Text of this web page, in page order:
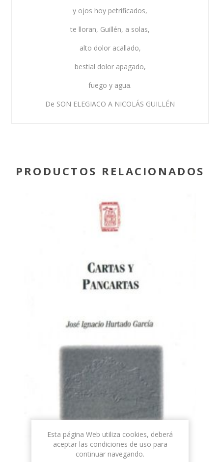
y ojos hoy petrificados,
te lloran, Guillén, a solas,
alto dolor acallado,
bestial dolor apagado,
fuego y agua.
De SON ELEGIACO A NICOLÁS GUILLÉN
PRODUCTOS RELACIONADOS
Esta página Web utiliza cookies, deberá
aceptar las condiciones de uso para
continuar navegando.